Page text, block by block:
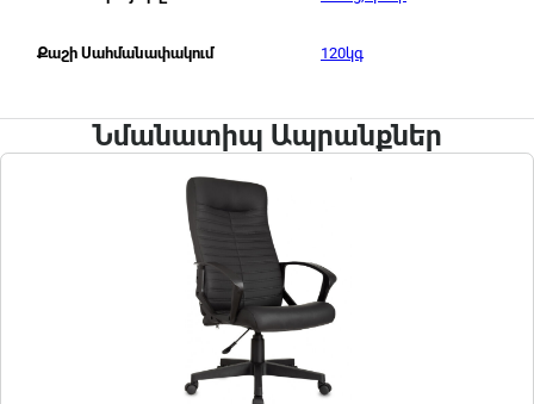
Քաշի Սահմանափակում 120կգ
Նմանատիպ Ապրանքներ